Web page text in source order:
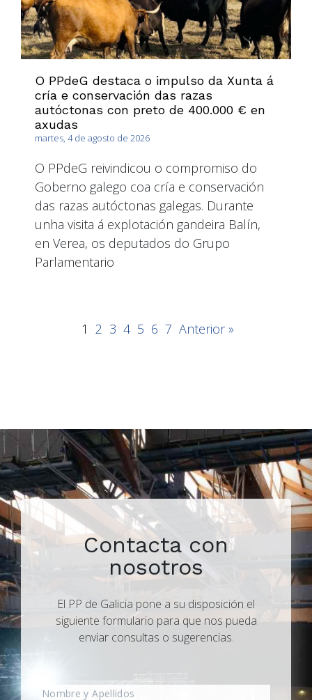
O PPdeG destaca o impulso da Xunta á
cría e conservación das razas
autóctonas con preto de 400.000 € en
axudas
martes, 4 de agosto de 2026
O PPdeG reivindicou o compromiso do
Goberno galego coa cría e conservación
das razas autóctonas galegas. Durante
unha visita á explotación gandeira Balín,
en Verea, os deputados do Grupo
Parlamentario
1 2 3 4 5 6 7 Anterior »
Contacta con
nosotros
El PP de Galicia pone a su disposición el
siguiente formulario para que nos pueda
enviar consultas o sugerencias.